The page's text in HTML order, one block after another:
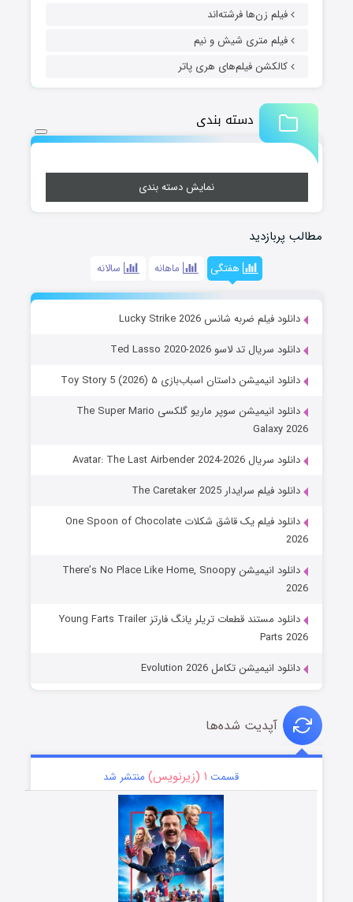
فیلم زن‌ها فرشته‌اند
فیلم متری شیش و نیم
کالکشن فیلم‌های هری پاتر
دسته بندی
نمایش دسته بندی
مطالب پربازدید
هفتگی ماهانه سالانه
دانلود فیلم ضربه شانس Lucky Strike 2026
دانلود سریال تد لاسو Ted Lasso 2020-2026
دانلود انیمیشن داستان اسباب‌بازی ۵ Toy Story 5 (2026)
دانلود انیمیشن سوپر ماریو گلکسی The Super Mario
Galaxy 2026
دانلود سریال Avatar: The Last Airbender 2024-2026
دانلود فیلم سرایدار The Caretaker 2025
دانلود فیلم یک قاشق شکلات One Spoon of Chocolate
2026
دانلود انیمیشن There’s No Place Like Home, Snoopy
2026
دانلود مستند قطعات تریلر یانگ فارتز Young Farts Trailer
Parts 2026
دانلود انیمیشن تکامل Evolution 2026
آپدیت شده‌ها
قسمت ۱ (زیرنویس) منتشر شد